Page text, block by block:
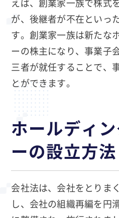
えば、創業家一族で株式
が、後継者が不在といっ
す。創業家一族は新たな
ーの株主になり、事業子
三者が就任することで、
とができます。
ホールディ
ーの設立方法
会社法は、会社をとりま
し、会社の組織再編を円